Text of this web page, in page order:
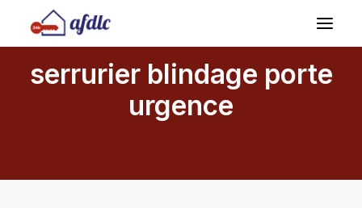
Demandez Un Devis
serrurier blindage porte
urgence